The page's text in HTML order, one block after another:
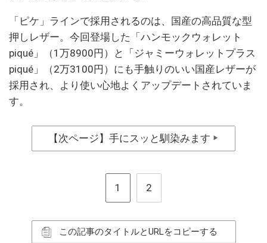
「ピケ」ラインで採用されるのは、国産の高品質な型
押しレザー。今回登場した「ハンモックウォレット
piqué」（1万8900円）と「ジャミーウォレットプラス
piqué」（2万3100円）にも手触りのいい国産レザーが
採用され、より使い心地よくアップデートされていま
す。
【次ページ】手にスッと馴染みます ▶
1 2
この記事のタイトルとURLをコピーする